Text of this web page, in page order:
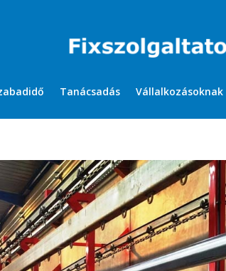
Tanácsadás Vállalkozásoknak